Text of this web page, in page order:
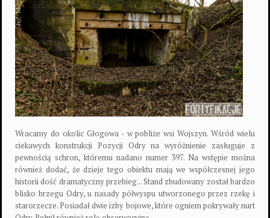
Wracamy do okolic Głogowa - w pobliże wsi Wojszyn. Wśród wielu
ciekawych konstrukcji Pozycji Odry na wyróżnienie zasługuje z
pewnością schron, któremu nadano numer 397. Na wstępie można
również dodać, że dzieje tego obiektu mają we współczesnej jego
historii dość dramatyczny przebieg... Stand zbudowany został bardzo
blisko brzegu Odry, u nasady półwyspu utworzonego przez rzekę i
starorzecze. Posiadał dwie izby bojowe, które ogniem pokrywały nurt